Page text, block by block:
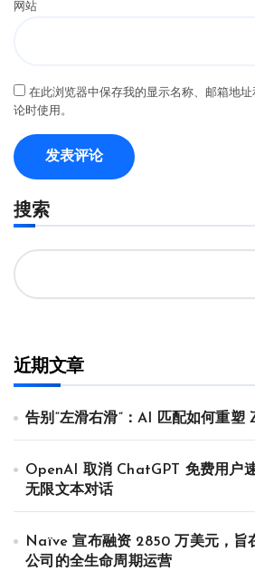
网站
在此浏览器中保存我的显示名称、邮箱地
论时使用。
搜索
近期文章
告别“左滑右滑”：AI 匹配如何重塑
OpenAI 取消 ChatGPT 免费用户
无限文本对话
Naïve 宣布融资 2850 万美元，旨
公司的全生命周期运营